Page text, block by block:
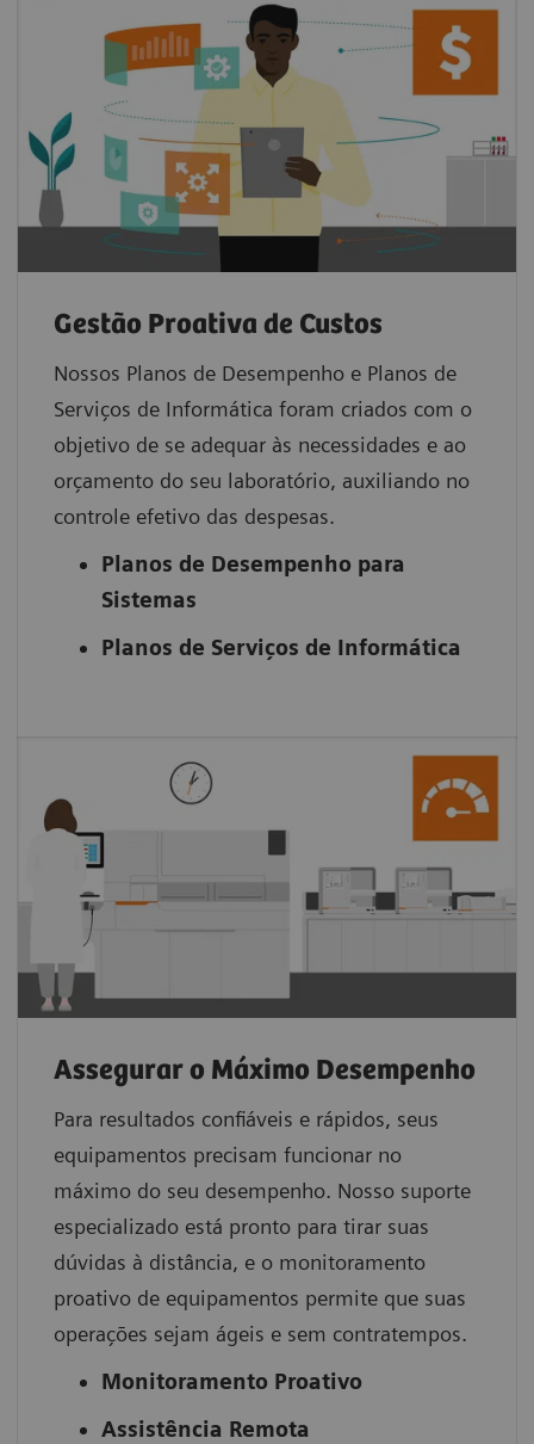
Gestão Proativa de Custos
Nossos Planos de Desempenho e Planos de
Serviços de Informática foram criados com o
objetivo de se adequar às necessidades e ao
orçamento do seu laboratório, auxiliando no
controle efetivo das despesas.
Planos de Desempenho para
Sistemas
Planos de Serviços de Informática
Assegurar o Máximo Desempenho
Para resultados confiáveis e rápidos, seus
equipamentos precisam funcionar no
máximo do seu desempenho. Nosso suporte
especializado está pronto para tirar suas
dúvidas à distância, e o monitoramento
proativo de equipamentos permite que suas
operações sejam ágeis e sem contratempos.
Monitoramento Proativo
Assistência Remota